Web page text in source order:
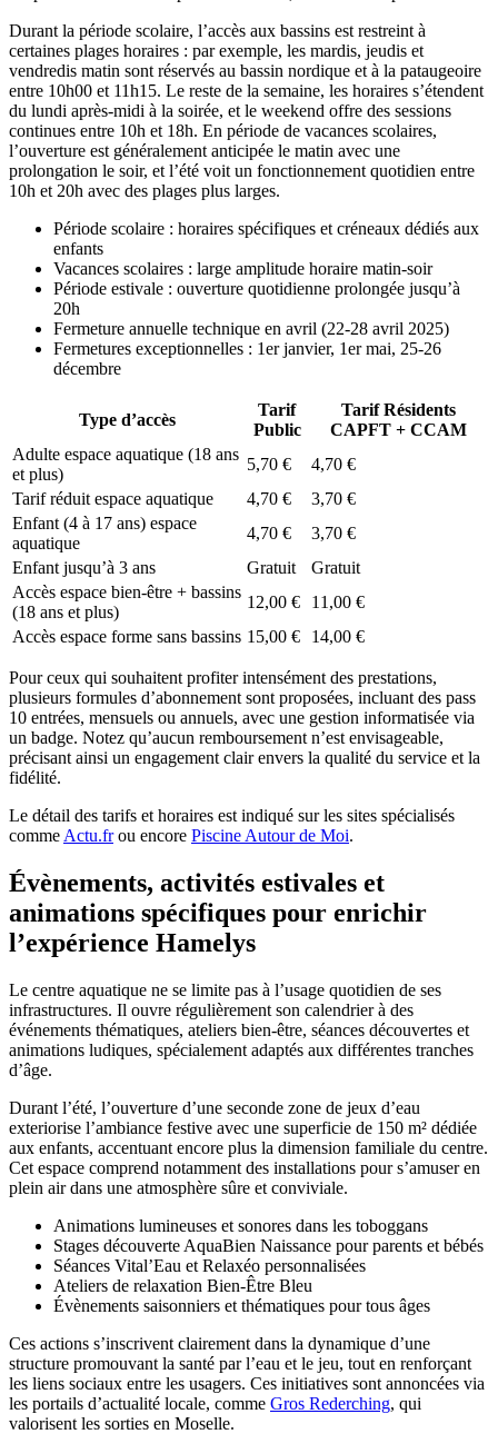
Durant la période scolaire, l’accès aux bassins est restreint à
certaines plages horaires : par exemple, les mardis, jeudis et
vendredis matin sont réservés au bassin nordique et à la pataugeoire
entre 10h00 et 11h15. Le reste de la semaine, les horaires s’étendent
du lundi après-midi à la soirée, et le weekend offre des sessions
continues entre 10h et 18h. En période de vacances scolaires,
l’ouverture est généralement anticipée le matin avec une
prolongation le soir, et l’été voit un fonctionnement quotidien entre
10h et 20h avec des plages plus larges.
Période scolaire : horaires spécifiques et créneaux dédiés aux
enfants
Vacances scolaires : large amplitude horaire matin-soir
Période estivale : ouverture quotidienne prolongée jusqu’à
20h
Fermeture annuelle technique en avril (22-28 avril 2025)
Fermetures exceptionnelles : 1er janvier, 1er mai, 25-26
décembre
Type d’accès
Tarif
Public
Tarif Résidents
CAPFT + CCAM
Adulte espace aquatique (18 ans
et plus)
5,70 €
4,70 €
Tarif réduit espace aquatique
4,70 €
3,70 €
Enfant (4 à 17 ans) espace
aquatique
4,70 €
3,70 €
Enfant jusqu’à 3 ans
Gratuit
Gratuit
Accès espace bien-être + bassins
(18 ans et plus)
12,00 €
11,00 €
Accès espace forme sans bassins 15,00 € 14,00 €
Pour ceux qui souhaitent profiter intensément des prestations,
plusieurs formules d’abonnement sont proposées, incluant des pass
10 entrées, mensuels ou annuels, avec une gestion informatisée via
un badge. Notez qu’aucun remboursement n’est envisageable,
précisant ainsi un engagement clair envers la qualité du service et la
fidélité.
Le détail des tarifs et horaires est indiqué sur les sites spécialisés
comme Actu.frou encore Piscine Autour de Moi.
Évènements, activités estivales et
animations spécifiques pour enrichir
l’expérience Hamelys
Le centre aquatique ne se limite pas à l’usage quotidien de ses
infrastructures. Il ouvre régulièrement son calendrier à des
événements thématiques, ateliers bien-être, séances découvertes et
animations ludiques, spécialement adaptés aux différentes tranches
d’âge.
Durant l’été, l’ouverture d’une seconde zone de jeux d’eau
exteriorise l’ambiance festive avec une superficie de 150 m² dédiée
aux enfants, accentuant encore plus la dimension familiale du centre.
Cet espace comprend notamment des installations pour s’amuser en
plein air dans une atmosphère sûre et conviviale.
Animations lumineuses et sonores dans les toboggans
Stages découverte AquaBien Naissance pour parents et bébés
Séances Vital’Eau et Relaxéo personnalisées
Ateliers de relaxation Bien-Être Bleu
Évènements saisonniers et thématiques pour tous âges
Ces actions s’inscrivent clairement dans la dynamique d’une
structure promouvant la santé par l’eau et le jeu, tout en renforçant
les liens sociaux entre les usagers. Ces initiatives sont annoncées via
les portails d’actualité locale, comme Gros Rederching, qui
valorisent les sorties en Moselle.